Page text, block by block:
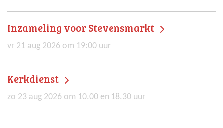
Inzameling voor Stevensmarkt
vr 21 aug 2026 om 19:00 uur
Kerkdienst
zo 23 aug 2026 om 10.00 en 18.30 uur